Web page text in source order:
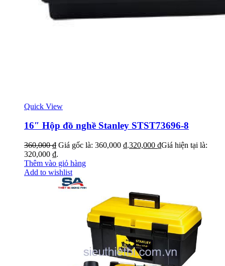
Quick View
16″ Hộp đồ nghề Stanley STST73696-8
360,000₫ Giá gốc là: 360,000 ₫.320,000 ₫Giá hiện tại là:
320,000 ₫.
Thêm vào giỏ hàng
Add to wishlist